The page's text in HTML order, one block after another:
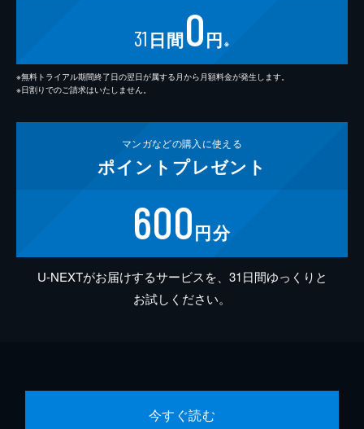
31 日間0円 ※
※無料トライアル期間終了日の翌日が属する月から月額料金が発生します。
※日割りでのご請求はいたしません。
マンガなどの購入に使える
ポイント プレゼント
600円分
U-NEXTがお届けするサービスを、31日間ゆっくりと
お試しください。
今すぐ読む